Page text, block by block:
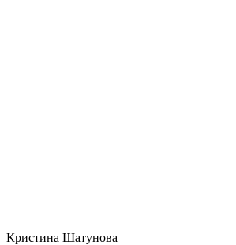
Кристина Шатунова